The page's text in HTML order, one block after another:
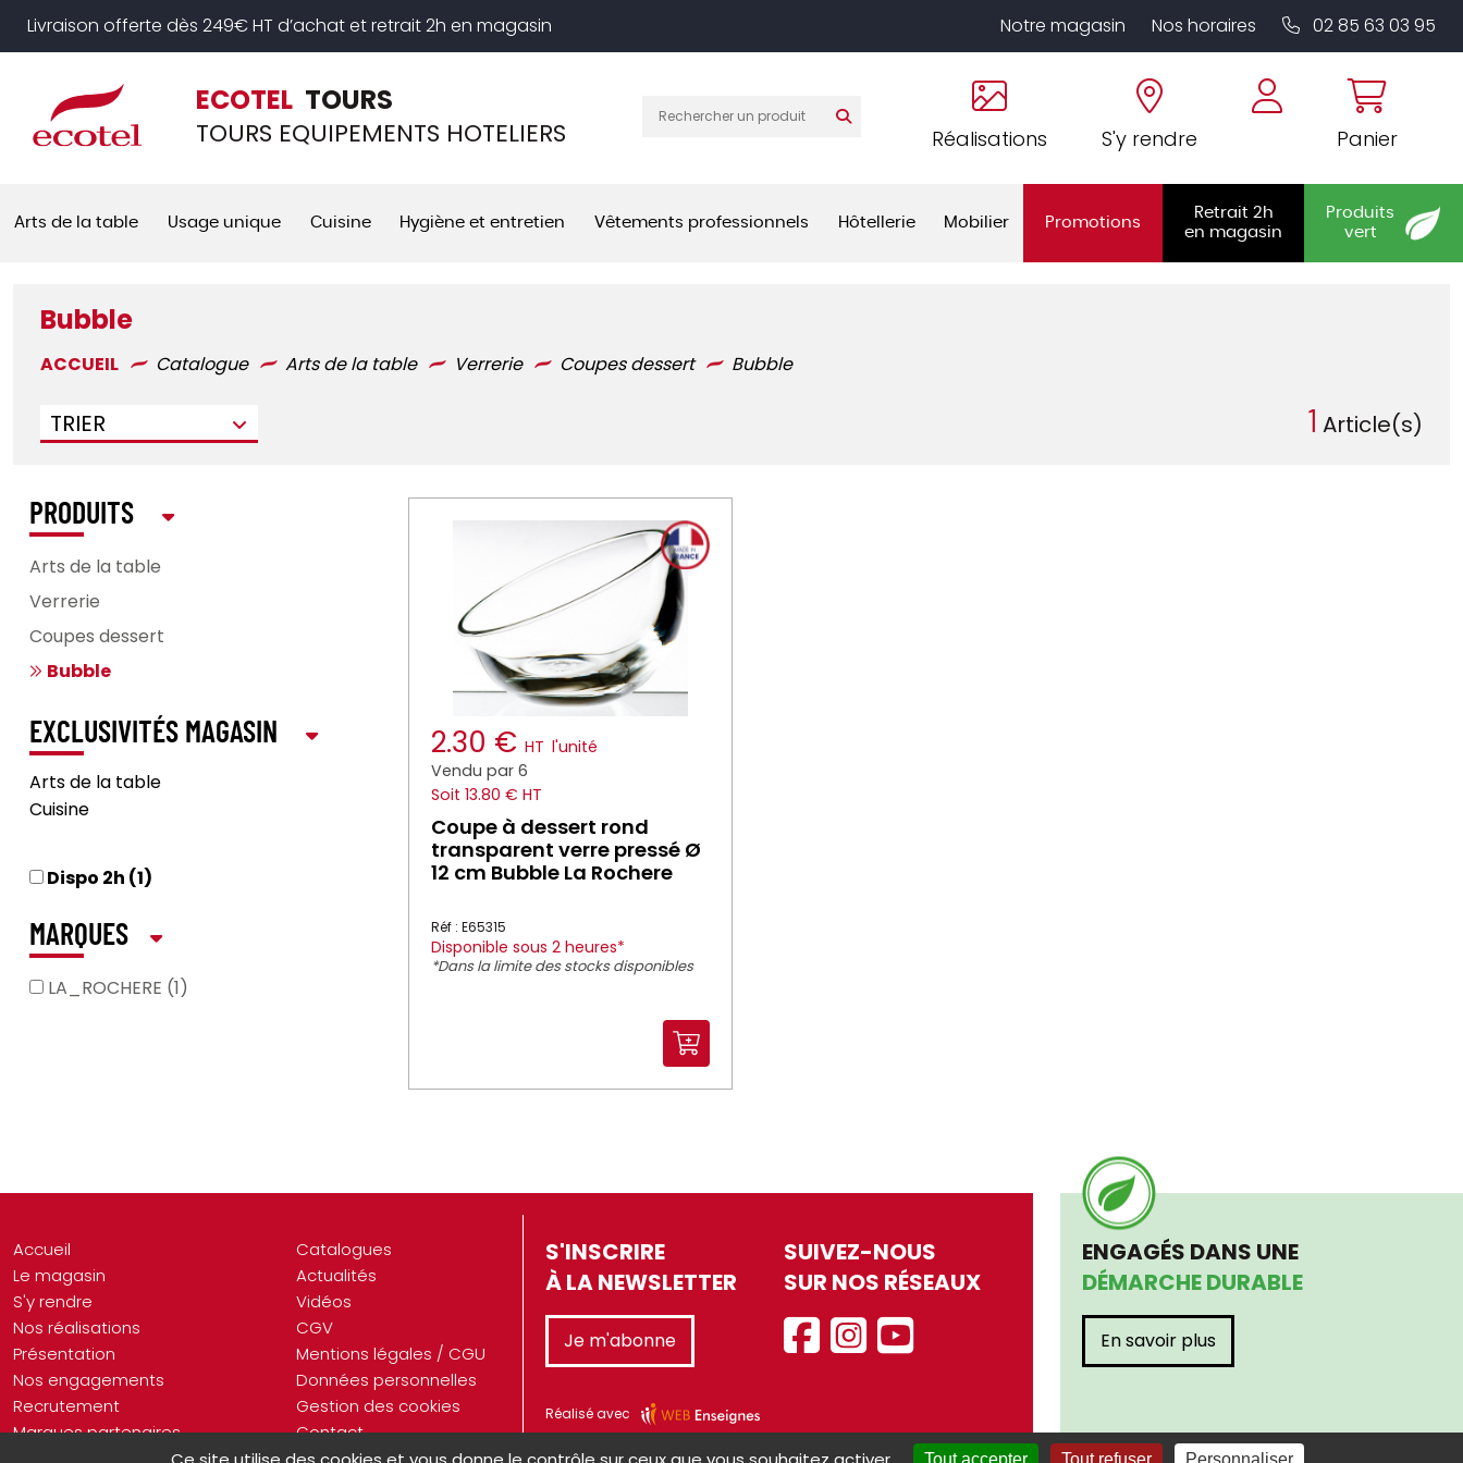
Livraison offerte dès 249€ HT d’achat et retrait 2h en magasin Notre magasin Nos horaires 02 85 63 03 95
ECOTEL TOURS
TOURS EQUIPEMENTS HOTELIERS Réalisations S'y rendre Panier
Arts de la table Usage unique Cuisine Hygiène et entretien Vêtements professionnels Hôtellerie Mobilier Promotions
Retrait 2h
en magasin
Produits
vert
Bubble
ACCUEIL Catalogue Arts de la table Verrerie Coupes dessert Bubble
TRIER 1 Article(s)
2.30 € HT l'unité
Vendu par 6
Soit 13.80 € HT
Coupe à dessert rond
transparent verre pressé Ø
12 cm Bubble La Rochere
Réf : E65315
Disponible sous 2 heures*
*Dans la limite des stocks disponibles
PRODUITS
Arts de la table
Verrerie
Coupes dessert
Bubble
EXCLUSIVITÉS MAGASIN
Arts de la table
Cuisine
Dispo 2h (1)
MARQUES
LA_ROCHERE (1)
Accueil
Le magasin
S'y rendre
Nos réalisations
Présentation
Nos engagements
Recrutement
Marques partenaires
Catalogues
Actualités
Vidéos
CGV
Mentions légales / CGU
Données personnelles
Gestion des cookies
Contact
S'INSCRIRE
À LA NEWSLETTER
Je m'abonne
SUIVEZ-NOUS
SUR NOS RÉSEAUX
Réalisé avec
ENGAGÉS DANS UNE
DÉMARCHE DURABLE
En savoir plus
Panneau de gestion des cookies
Tout accepter Tout refuser Personnaliser